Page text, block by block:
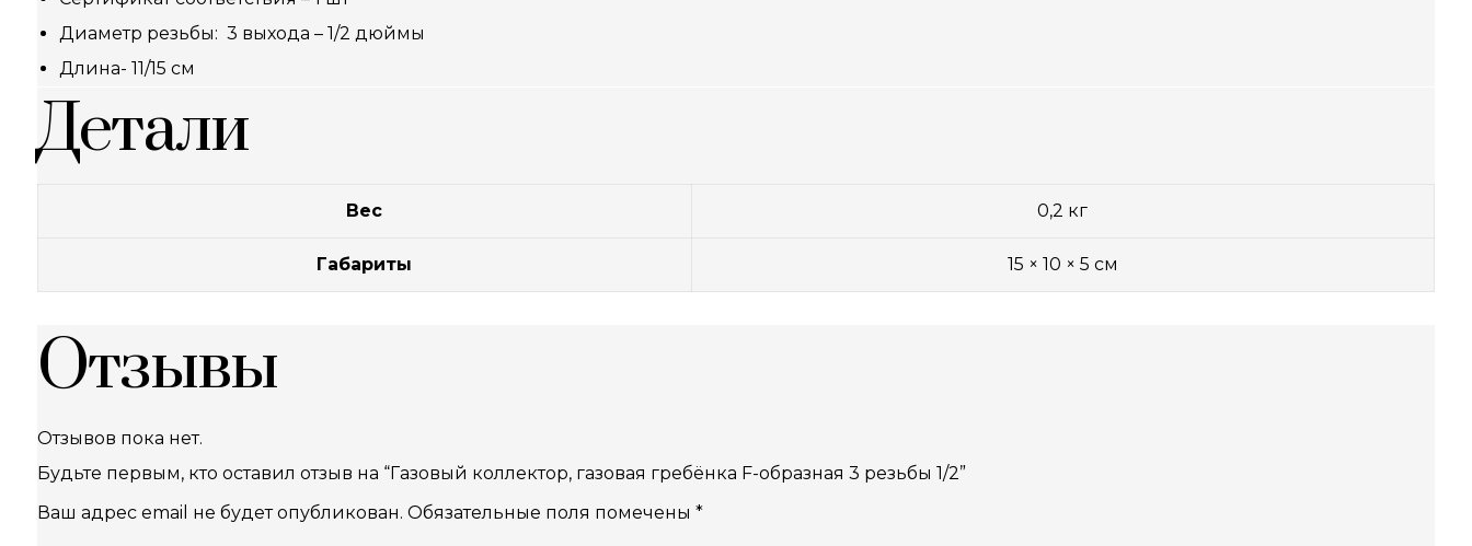
Диаметр резьбы: 3 выхода – 1/2 дюймы
Длина- 11/15 см
Детали
Вес 0,2 кг
Габариты 15 × 10 × 5 см
Отзывы
Отзывов пока нет.
Будьте первым, кто оставил отзыв на “Газовый коллектор, газовая гребёнка F-образная 3 резьбы 1/2”
Ваш адрес email не будет опубликован. Обязательные поля помечены *